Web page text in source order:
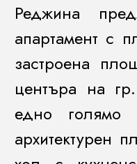
Реджина
апартамент с
застроена
центъра на
едно
архитектурен